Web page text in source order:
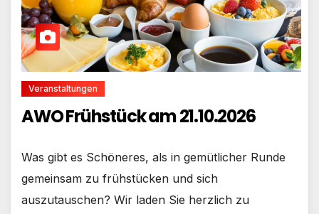
Veranstaltungen
AWO Frühstück am 21.10.2026
Was gibt es Schöneres, als in gemütlicher Runde
gemeinsam zu frühstücken und sich
auszutauschen? Wir laden Sie herzlich zu